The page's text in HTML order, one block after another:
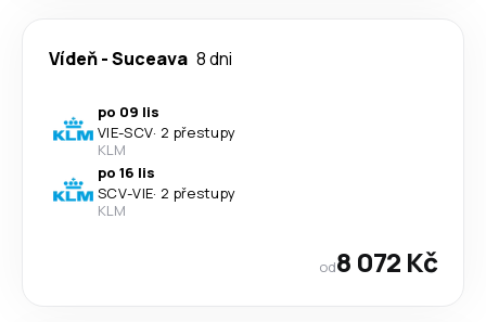
Vídeň-Suceava 8 dni
po 09 lis
VIE-SCV· 2 přestupy
KLM
po 16 lis
SCV-VIE· 2 přestupy
KLM
od8 072 Kč